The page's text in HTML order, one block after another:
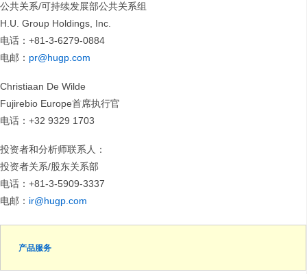
公共关系/可持续发展部公共关系组
H.U. Group Holdings, Inc.
电话：+81-3-6279-0884
电邮： pr@hugp.com
Christiaan De Wilde
Fujirebio Europe首席执行官
电话：+32 9329 1703
投资者和分析师联系人：
投资者关系/股东关系部
电话：+81-3-5909-3337
电邮： ir@hugp.com
产品服务